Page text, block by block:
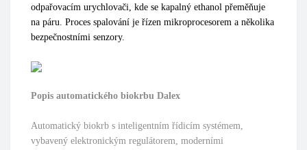
odpařovacím urychlovači, kde se kapalný ethanol přeměňuje
na páru. Proces spalování je řízen mikroprocesorem a několika
bezpečnostními senzory.
Popis automatického biokrbu Dalex
Automatický biokrb s inteligentním řídicím systémem,
vybavený elektronickým regulátorem, moderními